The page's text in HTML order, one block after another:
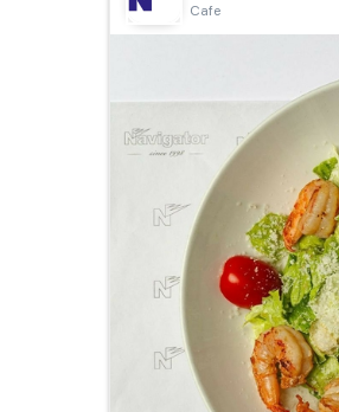
Сafe